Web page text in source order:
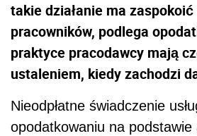
takie działanie ma
pracowników, podlega
praktyce pracodawcy mają
ustaleniem, kiedy zachodzi
Nieodpłatne świadczenie
opodatkowaniu na